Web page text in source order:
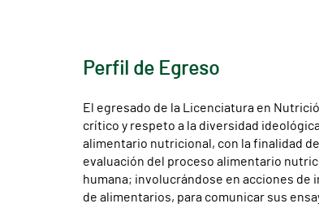
Perfil de Egreso
El egresado de la Licenciatura en
crítico y respeto a la diversidad
alimentario nutricional, con la finalidad
evaluación del proceso alimentario
humana; involucrándose en acciones
de alimentarios, para comunicar sus